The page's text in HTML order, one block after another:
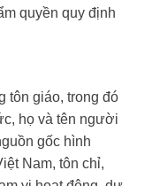
quyền quy định
tôn giáo, trong đó
họ và tên người
gốc hình
Nam, tôn chỉ,